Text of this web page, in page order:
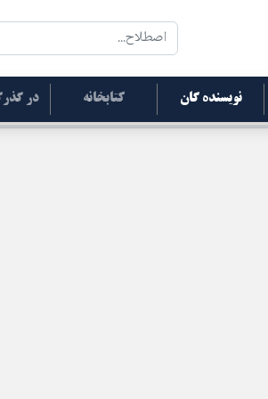
نویسنده گان کتابخانه در